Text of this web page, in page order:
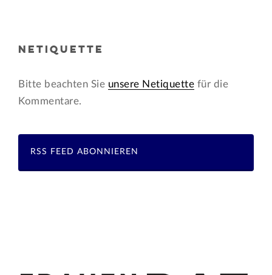
NETIQUETTE
Bitte beachten Sie unsere Netiquette für die
Kommentare.
RSS FEED ABONNIEREN